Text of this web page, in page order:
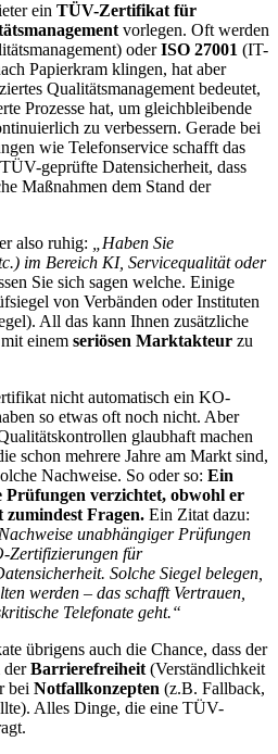
ein TÜV-Zertifikat für
vorlegen. Oft werden
oderISO 27001 (IT-
Papierkram klingen, hat aber
Qualitätsmanagement bedeutet,
Prozesse hat, um gleichbleibende
zu verbessern. Gerade bei
wie Telefonservice schafft das
geprüfte Datensicherheit, dass
Maßnahmen dem Stand der
also ruhig:
„Haben Sie
im Bereich KI, Servicequalität oder
Sie sich sagen welche. Einige
von Verbänden oder Instituten
All das kann Ihnen zusätzliche
einem seriösen Marktakteur zu
nicht automatisch ein KO-
so etwas oft noch nicht. Aber
glaubhaft machen
schon mehrere Jahre am Markt sind,
Nachweise. So oder so: Ein
verzichtet, obwohl er
zumindest Fragen. Ein Zitat dazu:
unabhängiger Prüfungen
Zertifizierungen für
Solche Siegel belegen,
werden – das schafft Vertrauen,
Telefonate geht.“
übrigens auch die Chance, dass der
derBarrierefreiheit (Verständlichkeit
bei Notfallkonzepten (z.B. Fallback,
Alles Dinge, die eine TÜV-